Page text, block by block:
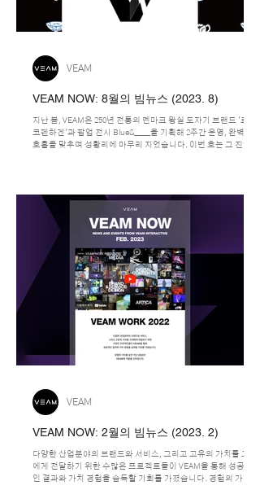
VEAM NOW: 8월의 빔뉴스 (2023. 8)
지난 봄, VEAM은 250년 전통의 덴마크 왕실 도자기 브랜드 '로얄
코펜하겐'과 팝업 전시 Blue&_____을 기획해 2주간 운영, 완벽한
호흡을 맞추며 성황리에 마무리 지었습니다. 이번 호는 그 진행
VEAM
VEAM NOW: 2월의 빔뉴스 (2023. 2)
다양한 산업분야의 브랜드와 서비스, 그리고 고유의 가치를 고객
에게 전달하기 위한 수많은 프로젝트들이 VEAM을 통해 성공적
인 결과와 가치 경험을 습득할 기회를 가졌습니다. 경험의 가치를
VEAM